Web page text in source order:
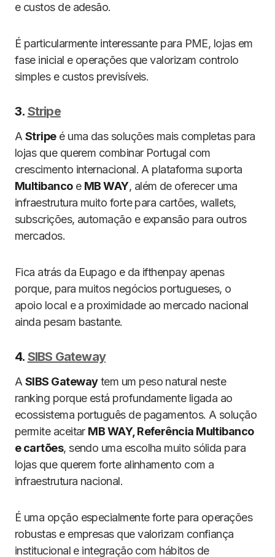
e custos de adesão.
É particularmente interessante para PME, lojas em
fase inicial e operações que valorizam controlo
simples e custos previsíveis.
3. Stripe
A Stripeé uma das soluções mais completas para
lojas que querem combinar Portugal com
crescimento internacional. A plataforma suporta
Multibancoe MB WAY, além de oferecer uma
infraestrutura muito forte para cartões, wallets,
subscrições, automação e expansão para outros
mercados.
Fica atrás da Eupago e da ifthenpay apenas
porque, para muitos negócios portugueses, o
apoio local e a proximidade ao mercado nacional
ainda pesam bastante.
4. SIBS Gateway
A SIBS Gatewaytem um peso natural neste
ranking porque está profundamente ligada ao
ecossistema português de pagamentos. A solução
permite aceitar MB WAY, Referência Multibanco
e cartões, sendo uma escolha muito sólida para
lojas que querem forte alinhamento com a
infraestrutura nacional.
É uma opção especialmente forte para operações
robustas e empresas que valorizam confiança
institucional e integração com hábitos de